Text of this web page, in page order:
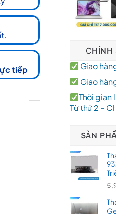
CHÍNH
Giao
Giao
Thời gian
Từ thứ 2 –
SẢN
tiếp